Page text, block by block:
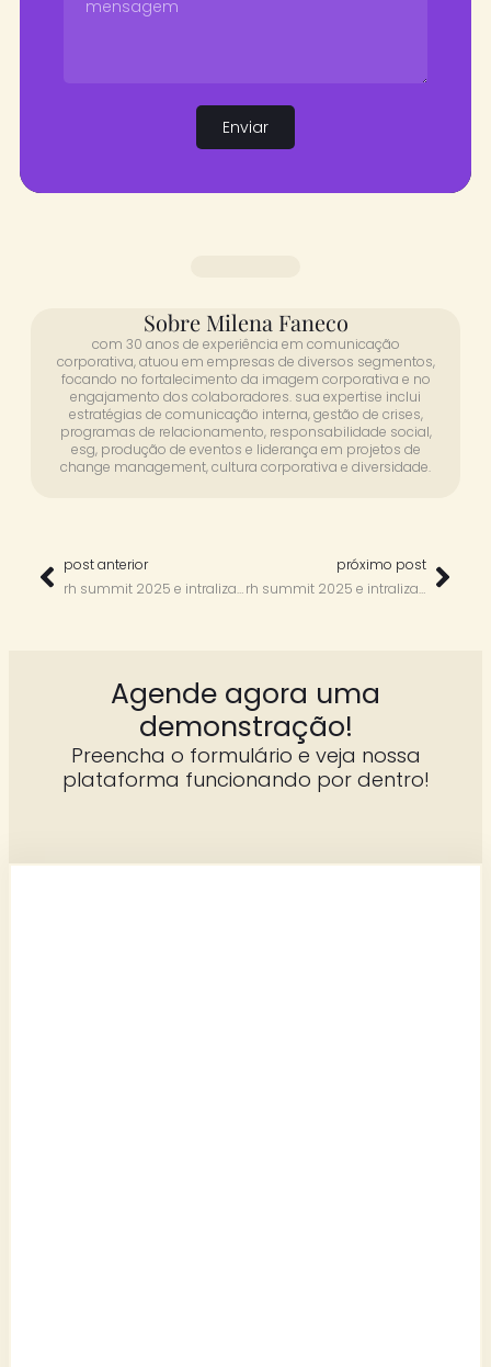
Enviar
Sobre Milena Faneco
com 30 anos de experiência em comunicação
corporativa, atuou em empresas de diversos segmentos,
focando no fortalecimento da imagem corporativa e no
engajamento dos colaboradores. sua expertise inclui
estratégias de comunicação interna, gestão de crises,
programas de relacionamento, responsabilidade social,
esg, produção de eventos e liderança em projetos de
change management, cultura corporativa e diversidade.
post anterior
rh summit 2025 e intraliza com raphael rezende
próximo post
rh summit 2025 e intraliza com fabia monteiro
Agende agora uma
demonstração!
Preencha o formulário e veja nossa
plataforma funcionando por dentro!